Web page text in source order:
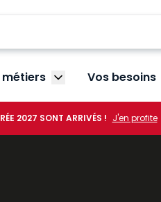
métiers Afficher le sous-
Vos besoins
2027 SONT ARRIVÉS ! J'en profite